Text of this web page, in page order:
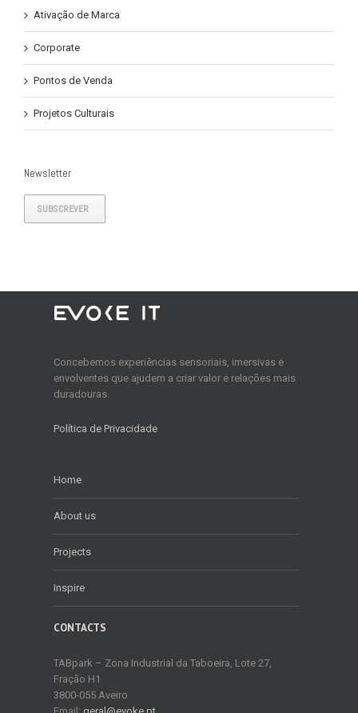
Ativação de Marca
Corporate
Pontos de Venda
Projetos Culturais
Newsletter
SUBSCREVER
Concebemos experiências sensoriais, imersivas e
envolventes que ajudem a criar valor e relações mais
duradouras.
Política de Privacidade
Home
About us
Projects
Inspire
CONTACTS
TABpark – Zona Industrial da Taboeira, Lote 27,
Fração H1
3800-055 Aveiro